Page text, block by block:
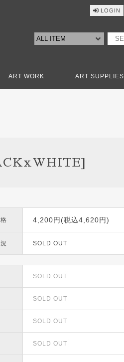
LOGIN
ART WORK ART SUPPLIES
4,200円(税込4,620円)
SOLD OUT
SOLD OUT
SOLD OUT
SOLD OUT
SOLD OUT